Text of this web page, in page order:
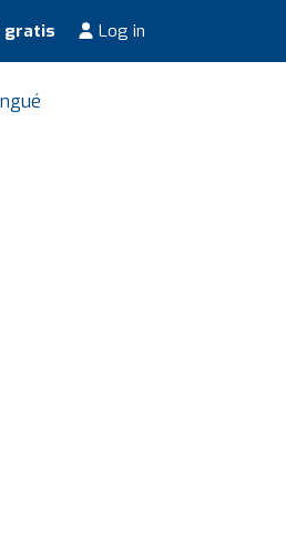
gratis Log in